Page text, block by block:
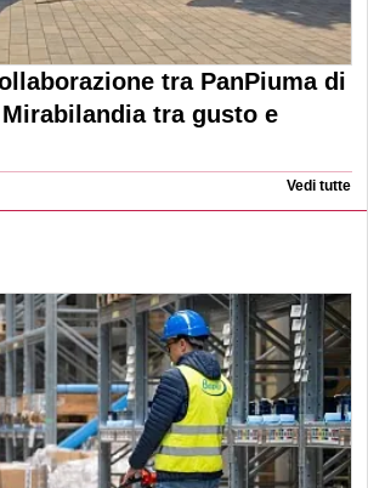
tra PanPiuma di
tra gusto e
Vedi tutte